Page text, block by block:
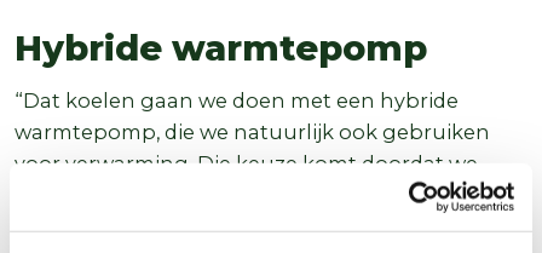
Hybride warmtepomp
“Dat koelen gaan we doen met een hybride
warmtepomp, die we natuurlijk ook gebruiken
voor verwarming. Die keuze komt doordat we
gebruikmaken van de ISDE-subsidieregeling. Als
je meer dan één verduurzamingsmaatregel